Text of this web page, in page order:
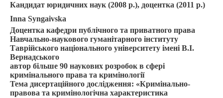
Кандидат юридичних наук (2008 р.), доцентка (2011 р.)
Inna Syngaivska
Доцентка кафедри публічного та приватного права
Навчально-наукового гуманітарного інституту
Таврійського національного університету імені В.І.
Вернадського
автор більше 90 наукових розробок в сфері
кримінального права та кримінології
Тема дисертаційного дослідження: «Кримінально-
правова та кримінологічна характеристика